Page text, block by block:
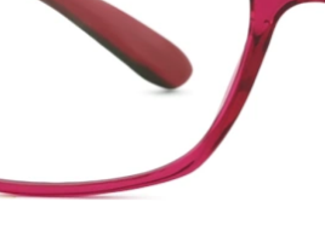
Širina
49 mm
Širina leće